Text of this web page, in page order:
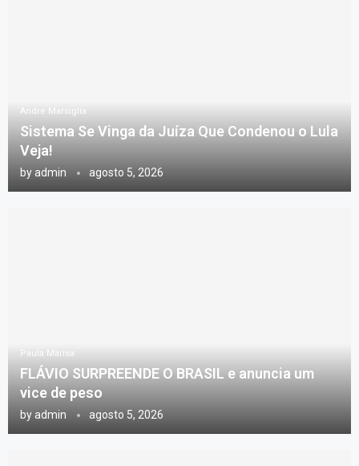
Andre Marsiglia
Sistema Se Vinga da Juíza Que Condenou o Lula
Veja!
by admin agosto 5, 2026
Paula Marisa
FLÁVIO SURPREENDE O BRASIL e anuncia um
vice de peso
by admin agosto 5, 2026